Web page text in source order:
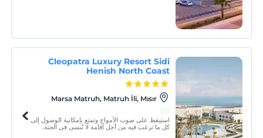
Cleopatra Luxury Resort Sidi
Henish North Coast
Marsa Matruh, Matruh İli, Mısır
استيقظ على صوت الأمواج وتمتع بإمكانية الوصول إلى
كل ما ترغب فيه من أجل إقامة لا تُنسى في الجنة.